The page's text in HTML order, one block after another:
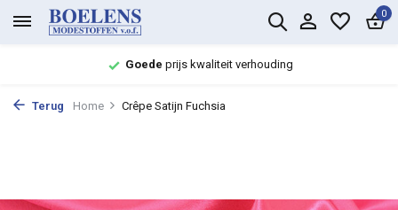
0
Goede prijs kwaliteit verhouding
Terug Home Crêpe Satijn Fuchsia